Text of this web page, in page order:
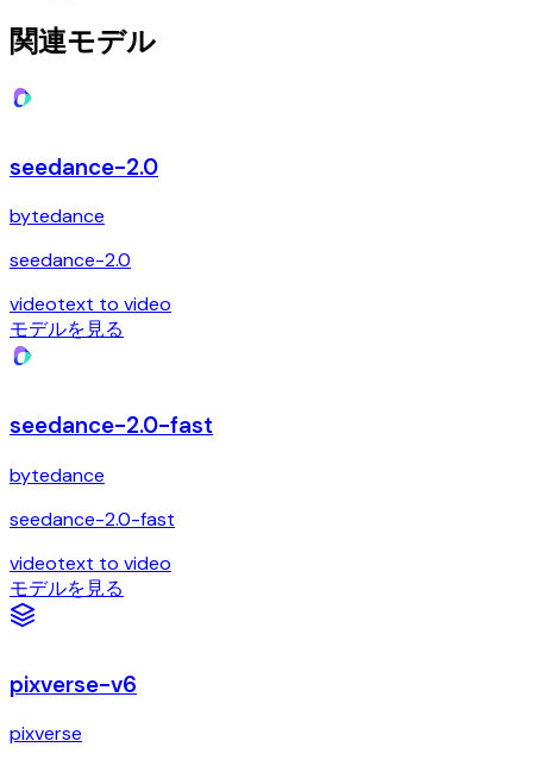
関連モデル
seedance-2.0
bytedance
seedance-2.0
videotext to video
モデルを見る
seedance-2.0-fast
bytedance
seedance-2.0-fast
videotext to video
モデルを見る
pixverse-v6
pixverse